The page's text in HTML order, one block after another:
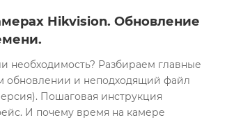
Hikvision. Обновление
Разбираем главные
обновлении и неподходящий файл
Пошаговая инструкция
И почему время на камере